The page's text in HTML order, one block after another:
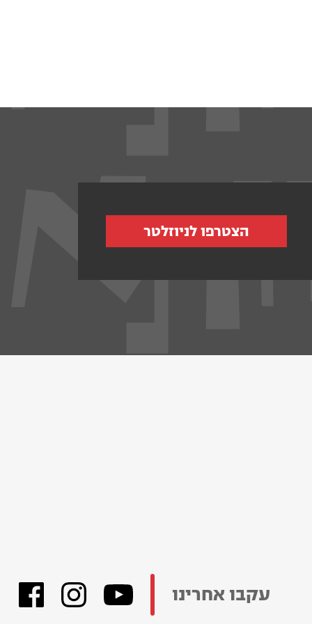
הצטרפו לניוזלטר
עקבו אחרינו